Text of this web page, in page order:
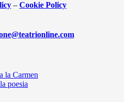
– Cookie Policy
la Carmen
poesia